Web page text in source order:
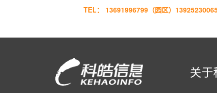
TEL： 13691996799（园区）
关于